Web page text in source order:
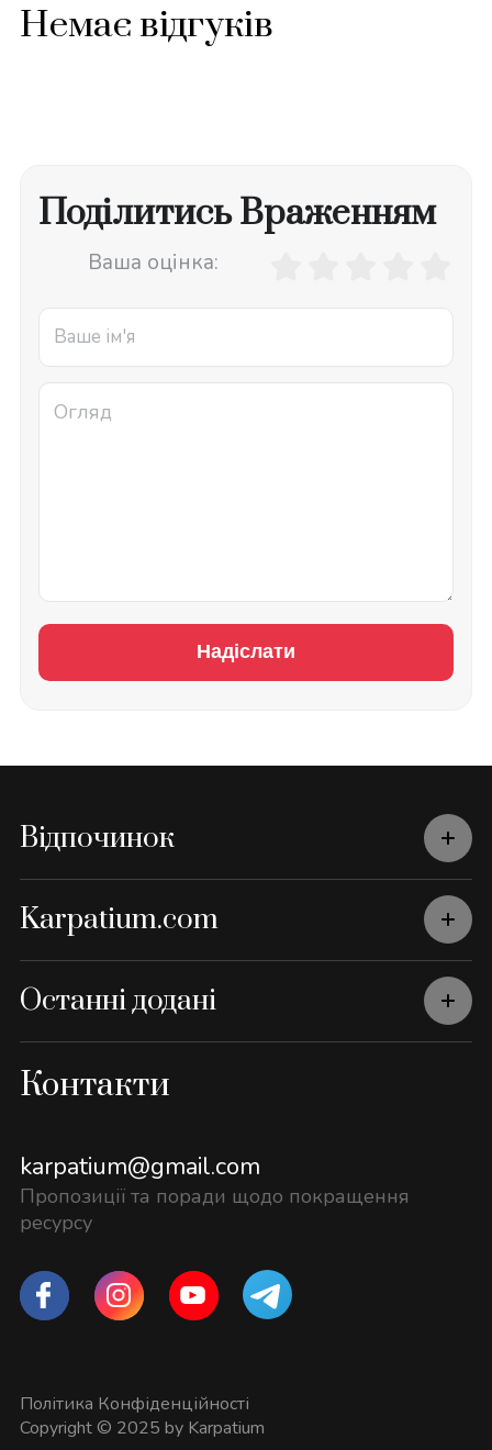
Немає відгуків
Поділитись Враженням
Ваша оцінка:
Надіслати
Відпочинок
Karpatium.com
Останні додані
Контакти
karpatium@gmail.com
Пропозиції та поради щодо покращення
ресурсу
Політика Конфіденційності
Copyright © 2025 by Karpatium